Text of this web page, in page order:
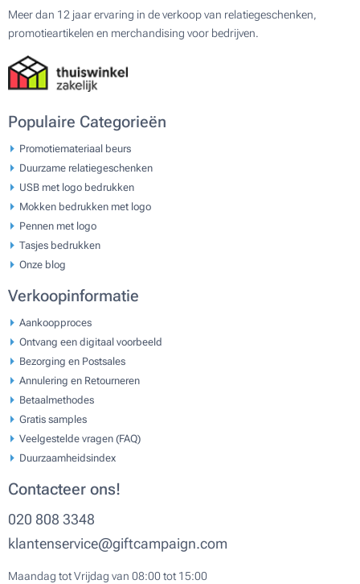
Meer dan 12 jaar ervaring in de verkoop van relatiegeschenken,
promotieartikelen en merchandising voor bedrijven.
Populaire Categorieën
Promotiemateriaal beurs
Duurzame relatiegeschenken
USB met logo bedrukken
Mokken bedrukken met logo
Pennen met logo
Tasjes bedrukken
Onze blog
Verkoopinformatie
Aankoopproces
Ontvang een digitaal voorbeeld
Bezorging en Postsales
Annulering en Retourneren
Betaalmethodes
Gratis samples
Veelgestelde vragen (FAQ)
Duurzaamheidsindex
Contacteer ons!
020 808 3348
klantenservice@giftcampaign.com
Maandag tot Vrijdag van 08:00 tot 15:00